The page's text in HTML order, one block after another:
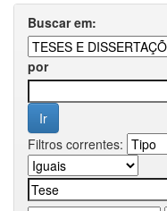
Buscar em:
por
Filtros correntes: